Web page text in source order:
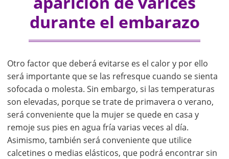
durante el embarazo
Otro factor que deberá evitarse es el calor y por ello
será importante que se las refresque cuando se sienta
sofocada o molesta. Sin embargo, si las temperaturas
son elevadas, porque se trate de primavera o verano,
será conveniente que la mujer se quede en casa y
remoje sus pies en agua fría varias veces al día.
Asimismo, también será conveniente que utilice
calcetines o medias elásticos, que podrá encontrar sin